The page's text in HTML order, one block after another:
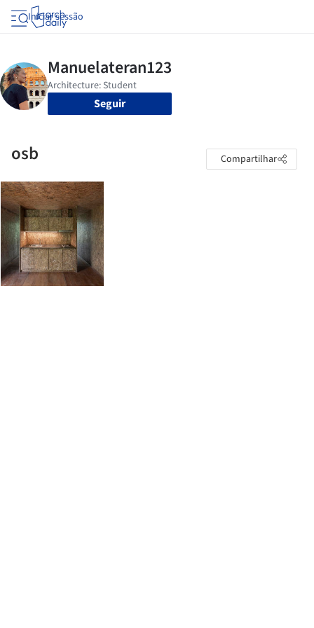
Iniciar sessão
Seguir
osb Compartilhar